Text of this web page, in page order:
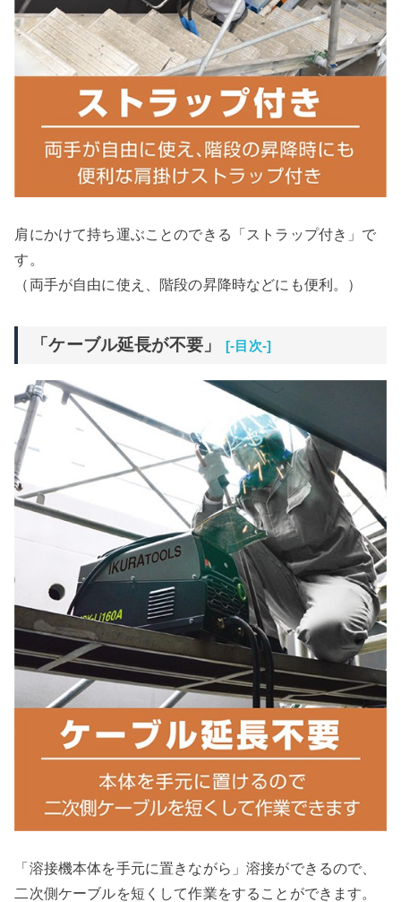
肩にかけて持ち運ぶことのできる「ストラップ付き」で
す。
（両手が自由に使え、階段の昇降時などにも便利。）
「ケーブル延長が不要」 [-目次-]
「溶接機本体を手元に置きながら」溶接ができるので、
二次側ケーブルを短くして作業をすることができます。